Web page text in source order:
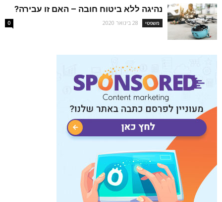
נהיגה ללא ביטוח חובה – האם זו עבירה?
משפטי 28 בינואר 2020 0